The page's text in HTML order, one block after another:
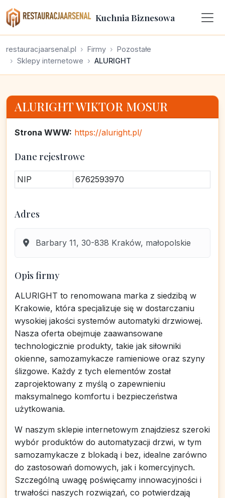
Kuchnia Biznesowa
restauracjaarsenal.pl Firmy
Pozostałe
Sklepy internetowe
ALURIGHT
ALURIGHT WIKTOR MOSUR
Strona WWW: https://aluright.pl/
Dane rejestrowe
NIP 6762593970
Adres
Barbary 11, 30-838 Kraków, małopolskie
Opis firmy
ALURIGHT to renomowana marka z siedzibą w
Krakowie, która specjalizuje się w dostarczaniu
wysokiej jakości systemów automatyki drzwiowej.
Nasza oferta obejmuje zaawansowane
technologicznie produkty, takie jak siłowniki
okienne, samozamykacze ramieniowe oraz szyny
ślizgowe. Każdy z tych elementów został
zaprojektowany z myślą o zapewnieniu
maksymalnego komfortu i bezpieczeństwa
użytkowania.
W naszym sklepie internetowym znajdziesz szeroki
wybór produktów do automatyzacji drzwi, w tym
samozamykacze z blokadą i bez, idealne zarówno
do zastosowań domowych, jak i komercyjnych.
Szczególną uwagę poświęcamy innowacyjności i
trwałości naszych rozwiązań, co potwierdzają